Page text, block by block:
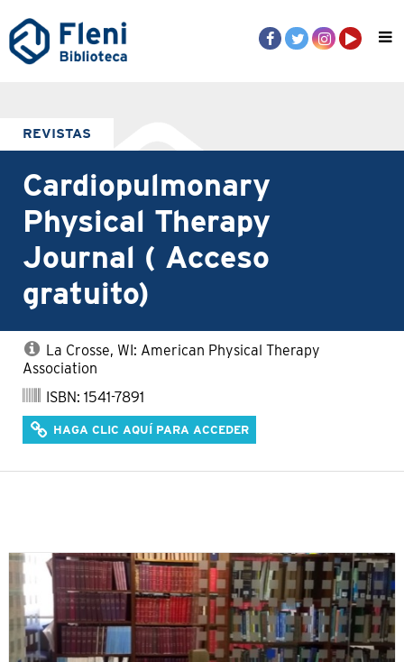
REVISTAS
Cardiopulmonary
Physical Therapy
Journal ( Acceso
gratuito)
La Crosse, WI: American Physical Therapy
Association
ISBN: 1541-7891
HAGA CLIC AQUÍ PARA ACCEDER